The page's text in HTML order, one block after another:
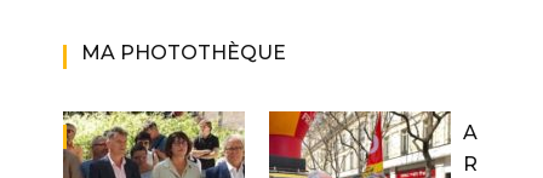
MA PHOTOTHÈQUE
A
R